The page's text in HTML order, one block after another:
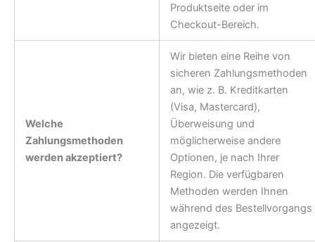
Produktseite oder im
Checkout-Bereich.
Welche
Zahlungsmethoden
werden akzeptiert?
Wir bieten eine Reihe von
sicheren Zahlungsmethoden
an, wie z. B. Kreditkarten
(Visa, Mastercard),
Überweisung und
möglicherweise andere
Optionen, je nach Ihrer
Region. Die verfügbaren
Methoden werden Ihnen
während des Bestellvorgangs
angezeigt.